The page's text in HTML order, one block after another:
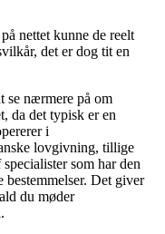
nettet kunne de reelt
det er dog tit en
se nærmere på om
da det typisk er en
i
lovgivning, tillige
som har den
Det giver
du møder